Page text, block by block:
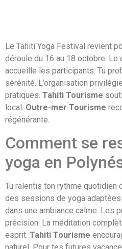
Le Tahiti Yoga Festival revient
déroule du 16 au 18 octobre.
accueille les participants. Tu
sérénité. L’organisation
pratiques. Tahiti Tourisme
local. Outre-mer Tourisme
régénérante.
Comment se
yoga en
Tu ralentis ton rythme
des sessions de yoga adaptées
dans une ambiance calme. Les
précision. La méditation
esprit. Tahiti Tourisme